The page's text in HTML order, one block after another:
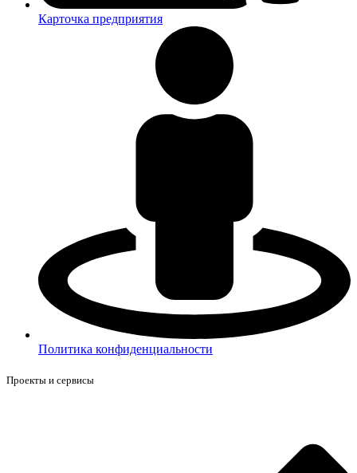
Карточка предприятия
Политика конфиденциальности
Проекты и сервисы